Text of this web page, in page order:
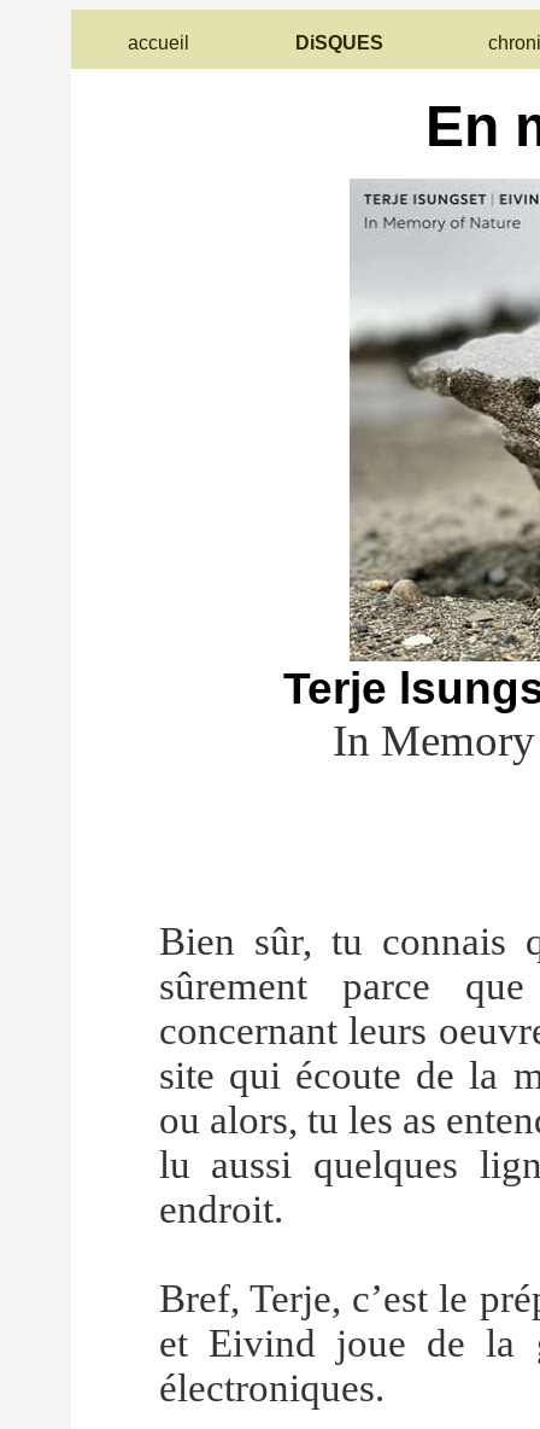
accueil DiSQUES
En
Terje
In
Bien sûr, tu connais
sûrement parce
concernant leurs
site qui écoute de la
ou alors, tu les as
lu aussi quelques
endroit.
Bref, Terje, c’est le
et Eivind joue de la
électroniques.